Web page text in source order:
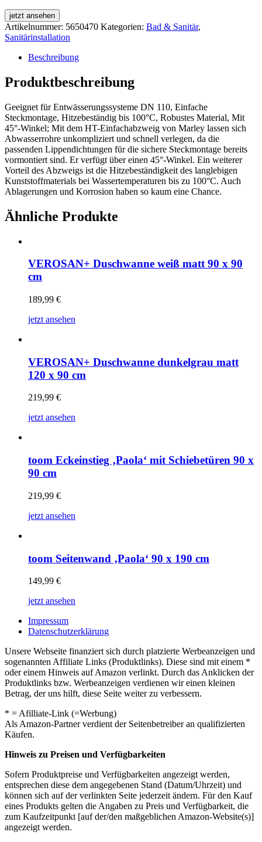
jetzt ansehen
Artikelnummer: 5650470 Kategorien: Bad & Sanitär,
Sanitärinstallation
Beschreibung
Produktbeschreibung
Geeignet für Entwässerungssysteme DN 110, Einfache
Steckmontage, Hitzebeständig bis 100°C, Robustes Material, Mit
45°-Winkel; Mit dem HT-Einfachabzweig von Marley lassen sich
Abwasserrohre unkompliziert und schnell verlegen, da die
passenden Lippendichtungen für die sichere Steckmontage bereits
vormontiert sind. Er verfügt über einen 45°-Winkel. Ein weiterer
Vorteil des Abzweigs ist die Hitzebeständigkeit des langlebigen
Kunststoffmaterials bei Wassertemperaturen bis zu 100°C. Auch
Ablagerungen und Korrosion haben so kaum eine Chance.
Ähnliche Produkte
VEROSAN+ Duschwanne weiß matt 90 x 90
cm
189,99 €
jetzt ansehen
VEROSAN+ Duschwanne dunkelgrau matt
120 x 90 cm
219,99 €
jetzt ansehen
toom Eckeinstieg ‚Paola‘ mit Schiebetüren 90 x
90 cm
219,99 €
jetzt ansehen
toom Seitenwand ‚Paola‘ 90 x 190 cm
149,99 €
jetzt ansehen
Impressum
Datenschutzerklärung
Unsere Webseite finanziert sich durch platzierte Werbeanzeigen und
sogenannten Affiliate Links (Produktlinks). Diese sind mit einem *
oder einem Hinweis auf Amazon verlinkt. Durch das Anklicken der
Produktlinks bzw. Werbeanzeigen verdienen wir einen kleinen
Betrag, der uns hilft, diese Seite weiter zu verbessern.
* = Afilliate-Link (=Werbung)
Als Amazon-Partner verdient der Seitenbetreiber an qualifizierten
Käufen.
Hinweis zu Preisen und Verfügbarkeiten
Sofern Produktpreise und Verfügbarkeiten angezeigt werden,
entsprechen diese dem angegebenen Stand (Datum/Uhrzeit) und
können sich auf der verlinkten Seite jederzeit ändern. Für den Kauf
eines Produkts gelten die Angaben zu Preis und Verfügbarkeit, die
zum Kaufzeitpunkt [auf der/den maßgeblichen Amazon-Website(s)]
angezeigt werden.